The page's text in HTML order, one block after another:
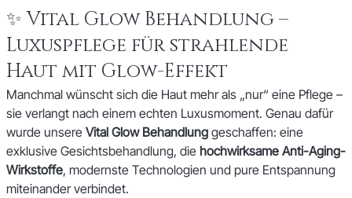
✨ Vital Glow Behandlung –
Luxuspflege für strahlende
Haut mit Glow-Effekt
Manchmal wünscht sich die Haut mehr als „nur“ eine Pflege –
sie verlangt nach einem echten Luxusmoment. Genau dafür
wurde unsere Vital Glow Behandlung geschaffen: eine
exklusive Gesichtsbehandlung, die hochwirksame Anti-Aging-
Wirkstoffe, modernste Technologien und pure Entspannung
miteinander verbindet.